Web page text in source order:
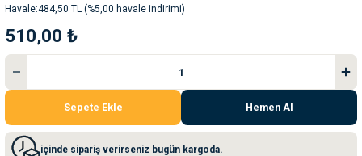
Havale 484,50 TL (%5,00 havale indirimi)
510,00 ₺
Sepete Ekle Hemen Al
içinde sipariş verirseniz bugün kargoda.